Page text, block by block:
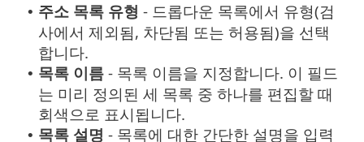
• 주소 목록 유형 - 드롭다운 목록에서 유형(검
사에서 제외됨, 차단됨 또는 허용됨)을 선택
합니다.
• 목록 이름 - 목록 이름을 지정합니다. 이 필드
는 미리 정의된 세 목록 중 하나를 편집할 때
회색으로 표시됩니다.
• 목록 설명 - 목록에 대한 간단한 설명을 입력